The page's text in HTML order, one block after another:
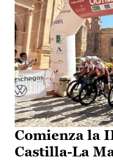
Comienza la
Castilla-La